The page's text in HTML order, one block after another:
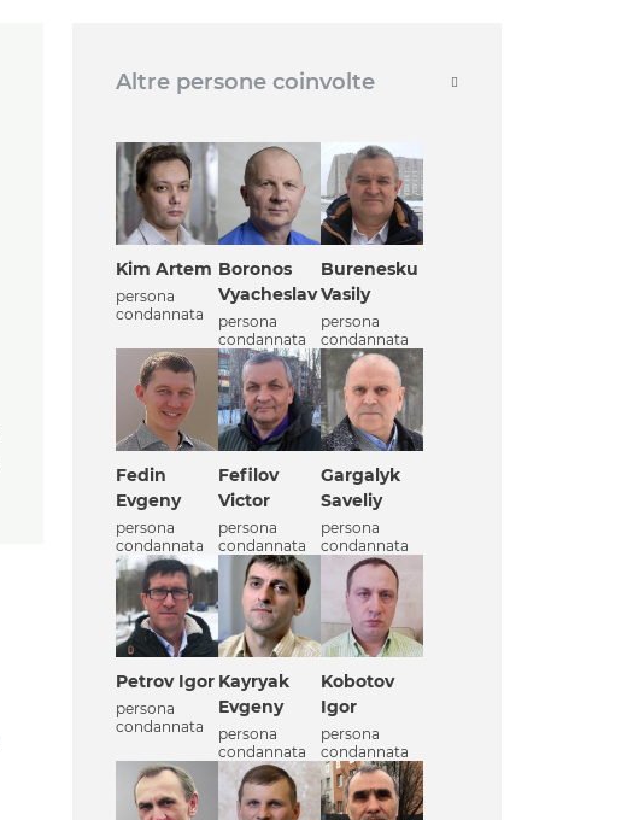
Altre persone coinvolte
Kim Artem
persona
condannata
Boronos
Vyacheslav
persona
condannata
Burenesku
Vasily
persona
condannata
Fedin
Evgeny
persona
condannata
Fefilov
Victor
persona
condannata
Gargalyk
Saveliy
persona
condannata
Petrov Igor
persona
condannata
Kayryak
Evgeny
persona
condannata
Kobotov
Igor
persona
condannata